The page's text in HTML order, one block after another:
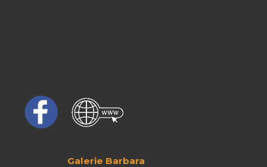
Galerie Barbara